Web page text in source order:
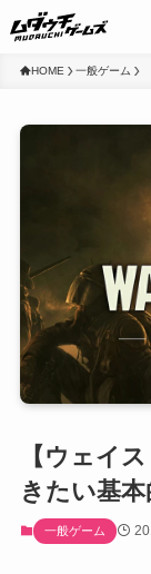
HOME 一般ゲーム
【ウェイ
きたい基
一般ゲーム